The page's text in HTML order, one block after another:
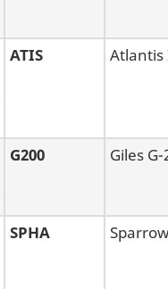
ATIS Atlantis
G200 Giles
SPHA